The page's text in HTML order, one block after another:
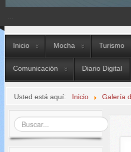
Inicio Mocha Turismo
Comunicación Diario Digital
Usted está aquí: Inicio Galería
Buscar...